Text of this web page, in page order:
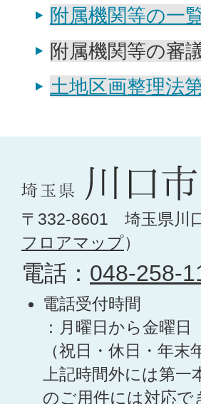
附属機関等の一
附属機関等の審
土地区画整理法
〒332-8601 埼玉県川
フロアマップ）
電話： 048-258-
電話受付時間
：月曜日から金曜
（祝日・休日・年末
上記時間外には第一
のご用件には対応で